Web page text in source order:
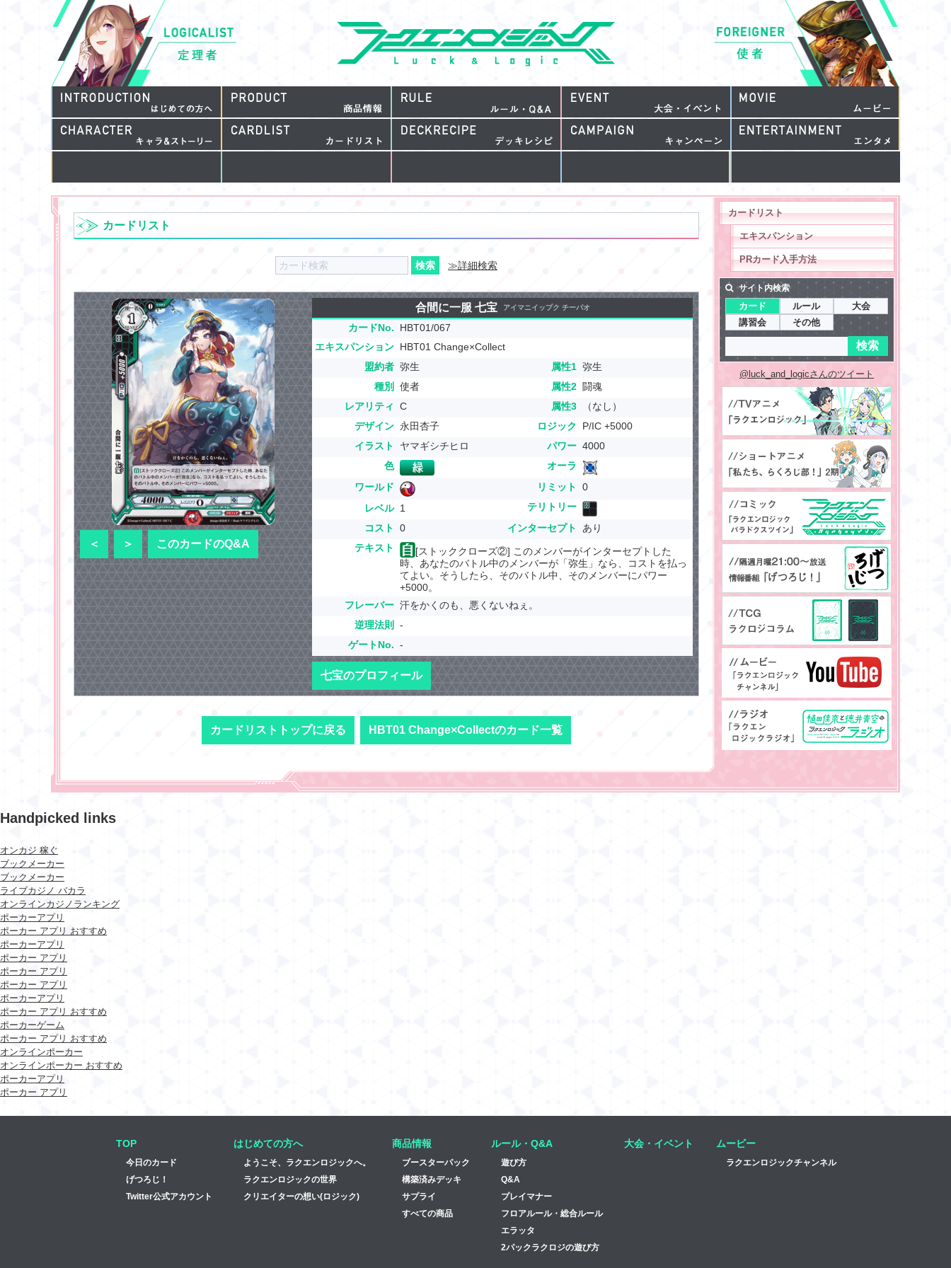
カードリスト
≫詳細検索
合間に一服 七宝 アイマニイップク チーパオ
カードNo.
HBT01/067
エキスパンション HBT01 Change×Collect
盟約者 弥生
種別
使者
レアリティ
C
デザイン 永田杏子
イラスト
ヤマギシチヒロ
色
ワールド
レベル 1
コスト
0
属性1 弥生
属性2 闘魂
属性3
（なし）
ロジック
P/IC +5000
パワー 4000
オーラ
リミット
0
テリトリー
インターセプト
あり
テキスト
[ストッククローズ②] このメンバーがインターセプトした
時、あなたのバトル中のメンバーが「弥生」なら、コストを払っ
てよい。そうしたら、そのバトル中、そのメンバーにパワー
+5000。
フレーバー 汗をかくのも、悪くないねぇ。
逆理法則
-
ゲートNo. -
七宝のプロフィール
＜ ＞ このカードのQ&A
カードリストトップに戻る HBT01 Change×Collectのカード一覧
カードリスト
エキスパンション
PRカード入手方法
サイト内検索
カード ルール
大会
講習会
その他
@luck_and_logicさんのツイート
Handpicked links
オンカジ 稼ぐ
ブックメーカー
ブックメーカー
ライブカジノ バカラ
オンラインカジノランキング
ポーカーアプリ
ポーカー アプリ おすすめ
ポーカーアプリ
ポーカー アプリ
ポーカー アプリ
ポーカー アプリ
ポーカーアプリ
ポーカー アプリ おすすめ
ポーカーゲーム
ポーカー アプリ おすすめ
オンラインポーカー
オンラインポーカー おすすめ
ポーカーアプリ
ポーカー アプリ
TOP
今日のカード
げつろじ！
Twitter公式アカウント
はじめての方へ
ようこそ、ラクエンロジックへ。
ラクエンロジックの世界
クリエイターの想い(ロジック)
商品情報
ブースターパック
構築済みデッキ
サプライ
すべての商品
ルール・Q&A
遊び方
Q&A
プレイマナー
フロアルール・総合ルール
エラッタ
2パックラクロジの遊び方
大会・イベント ムービー
ラクエンロジックチャンネル